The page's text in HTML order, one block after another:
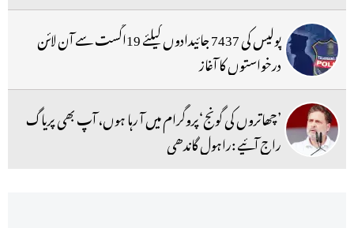
پولیس کی 7437 جائیدادوں کیلئے 19اگست سے آن لائن
درخواستوں کا آغاز
’چھاتروں کی گونج‘پروگرام میں آ رہا ہوں، آپ بھی پریاگ
راج آئیے :راہول گاندھی